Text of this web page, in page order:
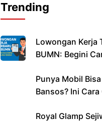
Trending
Lowongan Kerja
BUMN: Begini
Punya Mobil
Bansos? Ini
Royal Glamp